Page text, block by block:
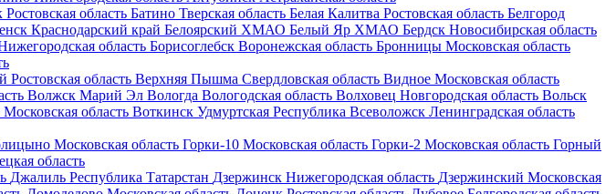
Ростовская область Батино Тверская область Белая Калитва Ростовская область Белгород
Краснодарский край Белоярский ХМАО Белый Яр ХМАО Бердск Новосибирская область
область Борисоглебск Воронежская область Бронницы Московская область
Ростовская область Верхняя Пышма Свердловская область Видное Московская область
Волжск Марий Эл Вологда Вологодская область Волховец Новгородская область Вольск
Московская область Воткинск Удмуртская Республика Всеволожск Ленинградская область
Московская область Горки-10 Московская область Горки-2 Московская область Горный
область
Джалиль Республика Татарстан Дзержинск Нижегородская область Дзержинский Московская